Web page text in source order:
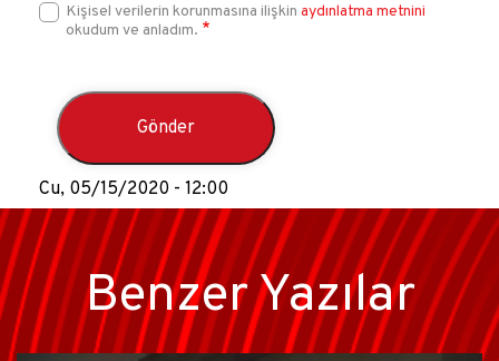
Kişisel verilerin korunmasına ilişkin aydınlatma metnini
okudum ve anladım.
Cu, 05/15/2020 - 12:00
Benzer Yazılar